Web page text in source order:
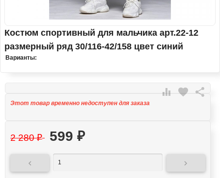
Костюм спортивный для мальчика арт.22-12
размерный ряд 30/116-42/158 цвет синий
Варианты:
 favorite 
Этот товар временно недоступен для заказа
2 280₽ 599 ₽
 